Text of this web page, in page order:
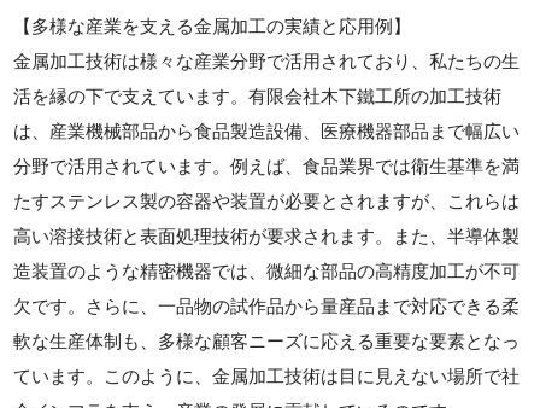
【多様な産業を支える金属加工の実績と応用例】
金属加工技術は様々な産業分野で活用されており、私たちの生
活を縁の下で支えています。有限会社木下鐵工所の加工技術
は、産業機械部品から食品製造設備、医療機器部品まで幅広い
分野で活用されています。例えば、食品業界では衛生基準を満
たすステンレス製の容器や装置が必要とされますが、これらは
高い溶接技術と表面処理技術が要求されます。また、半導体製
造装置のような精密機器では、微細な部品の高精度加工が不可
欠です。さらに、一品物の試作品から量産品まで対応できる柔
軟な生産体制も、多様な顧客ニーズに応える重要な要素となっ
ています。このように、金属加工技術は目に見えない場所で社